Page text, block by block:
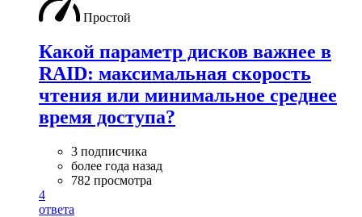
Простой
Какой параметр дисков важнее в
RAID: максимальная скорость
чтения или минимальное среднее
время доступа?
3 подписчика
более года назад
782 просмотра
4
ответа